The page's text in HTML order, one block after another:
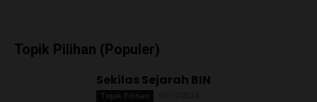
Topik Pilihan (Populer)
Sekilas Sejarah BIN
Topik Pilihan